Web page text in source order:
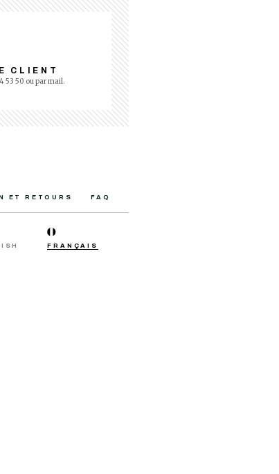
CLIENT
53 50 ou par mail.
ET RETOURS FAQ
FRANÇAIS